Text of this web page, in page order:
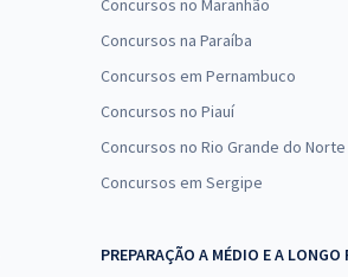
Concursos no Maranhão
Concursos na Paraíba
Concursos em Pernambuco
Concursos no Piauí
Concursos no Rio Grande do Norte
Concursos em Sergipe
PREPARAÇÃO A MÉDIO E A LONGO